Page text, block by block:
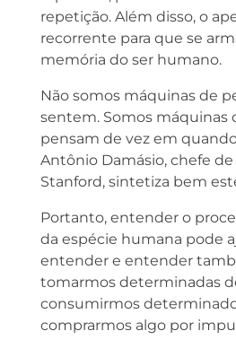
repetição. Além disso, o
recorrente para que se
memória do ser humano.
Não somos máquinas de
sentem. Somos máquinas
pensam de vez em
Antônio Damásio, chefe
Stanford, sintetiza bem
Portanto, entender o
da espécie humana pode
entender e entender
tomarmos determinadas
consumirmos
comprarmos algo por